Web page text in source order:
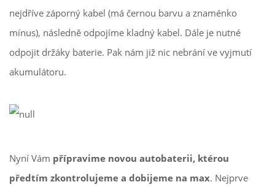
nejdříve záporný kabel (má černou barvu a znaménko
mínus), následně odpojíme kladný kabel. Dále je nutné
odpojit držáky baterie. Pak nám již nic nebrání ve vyjmutí
akumulátoru.
Nyní Vám přípravime novou autobaterii, ktérou
předtím zkontrolujeme a dobijeme na max. Nejprve